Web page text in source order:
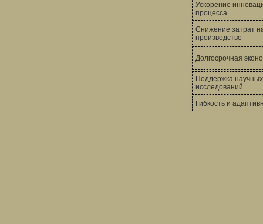
Ускорение
процесса
Снижение затрат
производство
Долгосрочная
Поддержка научных
исследований
Гибкость и